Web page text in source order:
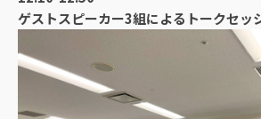
ゲストスピーカー3組によるトークセッ